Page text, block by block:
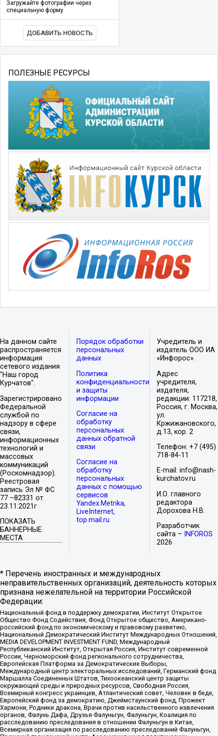
Загружайте фотографии через
специальную форму.
ДОБАВИТЬ НОВОСТЬ
ПОЛЕЗНЫЕ РЕСУРСЫ
На данном сайте
распространяется
информация
сетевого издания
"Наш город
Курчатов".
Зарегистрировано
Федеральной
службой по
надзору в сфере
связи,
информационных
технологий и
массовых
коммуникаций
(Роскомнадзор).
Реестровая
запись Эл № ФС
77 –82331 от
23.11.2021г
ПОКАЗАТЬ
БАННЕРНЫЕ
МЕСТА
Порядок обработки
персональных
данных
Политика
конфиденциальности
и защиты
информации
Согласие на
обработку
персональных
данных обратной
связи
Согласие на
обработку
персональных
данных с помощью
сервисов
Yandex.Metrika,
LiveInternet,
top.mail.ru
Учредитель и
издатель ООО ИА
«Инфорос».
Адрес
учредителя,
издателя,
редакции: 117218,
Россия, г. Москва,
ул.
Кржижановского,
д.13, кор. 2
Телефон: +7 (495)
718-84-11
E-mail: info@nash-
kurchatov.ru
И.О. главного
редактора
Дорохова Н.В.
Разработчик
сайта –
INFOROS
2026
* Перечень иностранных и международных
неправительственных организаций, деятельность которых
признана нежелательной на территории Российской
Федерации:
Национальный фонд в поддержку демократии, Институт Открытое
Общество Фонд Содействия, Фонд Открытое общество, Американо-
российский фонд по экономическому и правовому развитию,
Национальный Демократический Институт Международных Отношений,
MEDIA DEVELOPMENT INVESTMENT FUND, Международный
Республиканский Институт, Открытая Россия, Институт современной
России, Черноморский фонд регионального сотрудничества,
Европейская Платформа за Демократические Выборы,
Международный центр электоральных исследований, Германский фонд
Маршалла Соединенных Штатов, Тихоокеанский центр защиты
окружающей среды и природных ресурсов, Свободная Россия,
Всемирный конгресс украинцев, Атлантический совет, Человек в беде,
Европейский фонд за демократию, Джеймстаунский фонд, Прожект
Хармони, Родники дракона, Врачи против насильственного извлечения
органов, Фалунь Дафа, Друзья Фалуньгун, Фалуньгун, Коалиция по
расследованию преследования в отношении Фалуньгун в Китае,
Всемирная организация по расследованию преследований Фалуньгун,